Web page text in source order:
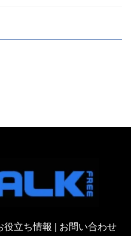
役立ち情報 お問い合わせ